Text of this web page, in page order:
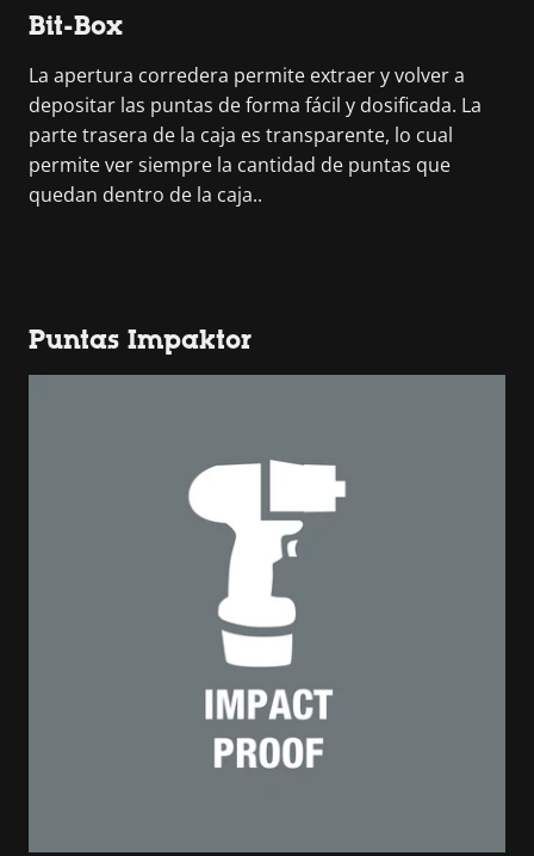
Bit-Box
La apertura corredera permite extraer y volver a
depositar las puntas de forma fácil y dosificada. La
parte trasera de la caja es transparente, lo cual
permite ver siempre la cantidad de puntas que
quedan dentro de la caja..
Puntas Impaktor